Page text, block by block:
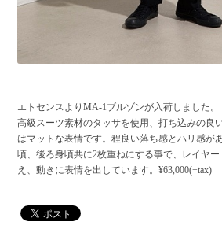
エトセンスよりMA-1ブルゾンが入荷しました。
高級スーツ素材のタッサを使用、打ち込みの良
はマットな表情です。程良い落ち感とハリ感が
頃、後ろ身頃共に2枚重ねにする事で、レイヤ
え、動きに表情を出しています。¥63,000(+tax)